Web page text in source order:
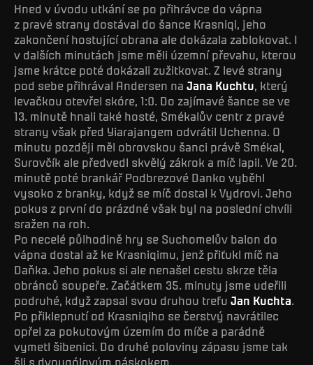
Hned v úvodu utkání se po přihrávce do vápna
z pravé strany dostával do šance Krasniqi, jeho
zakončení hostující obrana ale dokázala zablokovat. I
v dalších minutách jsme měli územní převahu, kterou
jsme krátce poté dokázali zužitkovat. Z levé strany
pod sebe přihrával Andersen na Jana Kuchtu, který
levačkou otevřel skóre, 1:0. Do zajímavé šance se ve
13. minutě hnali také hosté, Smékalův centr z pravé
strany však před Yiarajangem odvrátil Uchenna. O
minutu později měl obrovskou šanci právě Smékal,
Surovčík ale předvedl skvělý zákrok a míč lapil. Ve 20.
minutě poté brankář Podbrezové Danko vyběhl
vysoko z branky, když se míč dostal k Vydrovi. Jeho
pokus z první do prázdné však byl na poslední chvíli
sražen na roh.
Po necelé půlhodině hry se Suchomelův balon do
vápna dostal až ke Krasniqimu, jenž přiťukl míč na
Daňka. Jeho pokus si ale nenašel cestu skrze těla
obránců soupeře. Začátkem 35. minuty jsme udeřili
podruhé, když zapsal svou druhou trefu Jan Kuchta.
Po přiklepnutí od Krasniqiho se čerstvý navrátilec
opřel za pokutovým územím do míče a parádně
vymetl šibenici. Do druhé poloviny zápasu jsme tak
šli s dvougólovým náskokem.